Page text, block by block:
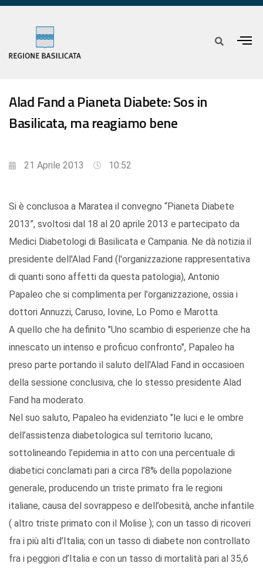
Alad Fand a Pianeta Diabete: Sos in
Basilicata, ma reagiamo bene
21 Aprile 2013 10:52
Si è conclusoa a Maratea il convegno “Pianeta Diabete
2013”, svoltosi dal 18 al 20 aprile 2013 e partecipato da
Medici Diabetologi di Basilicata e Campania. Ne dà notizia il
presidente dell'Alad Fand (l'organizzazione rappresentativa
di quanti sono affetti da questa patologia), Antonio
Papaleo che si complimenta per l'organizzazione, ossia i
dottori Annuzzi, Caruso, Iovine, Lo Pomo e Marotta.
A quello che ha definito "Uno scambio di esperienze che ha
innescato un intenso e proficuo confronto", Papaleo ha
preso parte portando il saluto dell'Alad Fand in occasioen
della sessione conclusiva, che lo stesso presidente Alad
Fand ha moderato.
Nel suo saluto, Papaleo ha evidenziato "le luci e le ombre
dell’assistenza diabetologica sul territorio lucano,
sottolineando l’epidemia in atto con una percentuale di
diabetici conclamati pari a circa l’8% della popolazione
generale, producendo un triste primato fra le regioni
italiane, causa del sovrappeso e dell’obesità, anche infantile
( altro triste primato con il Molise ); con un tasso di ricoveri
fra i più alti d’Italia; con un tasso di diabete non controllato
fra i peggiori d’Italia e con un tasso di mortalità pari al 35,6